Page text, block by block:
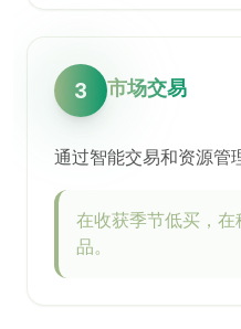
3 市场交易
通过智能交易和资源管
在收获季节低买，
品。